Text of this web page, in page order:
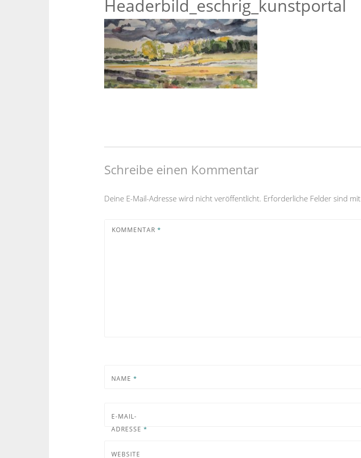
Headerbild_eschrig_kunstportal
Schreibe einen Kommentar
Deine E-Mail-Adresse wird nicht veröffentlicht. Erforderliche Felder sind mit
KOMMENTAR *
NAME *
E-MAIL-
ADRESSE *
WEBSITE